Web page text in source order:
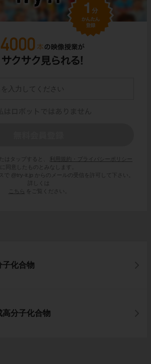
はタップすると、
利用規約・プライバシーポリシー
に同意したものとみなします。
で @try-it.jp からのメールの受信を許可して下さい。
詳しくは
こちら
をご覧ください。
子化合物
高分子化合物